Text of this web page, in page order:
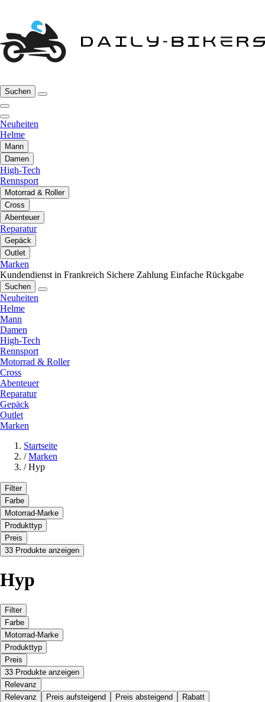
Suchen
Neuheiten
Helme
Mann
Damen
High-Tech
Rennsport
Motorrad & Roller
Cross
Abenteuer
Reparatur
Gepäck
Outlet
Marken
Kundendienst in Frankreich Sichere Zahlung Einfache Rückgabe
Suchen
Neuheiten
Helme
Mann
Damen
High-Tech
Rennsport
Motorrad & Roller
Cross
Abenteuer
Reparatur
Gepäck
Outlet
Marken
Startseite
/ Marken
/ Hyp
Filter
Farbe
Motorrad-Marke
Produkttyp
Preis
33 Produkte anzeigen
Hyp
Filter
Farbe
Motorrad-Marke
Produkttyp
Preis
33 Produkte anzeigen
Relevanz
Relevanz
Preis aufsteigend Preis absteigend Rabatt